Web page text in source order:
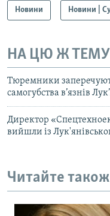
Новини Новини |
НА ЦЮ Ж ТЕМУ
Тюремники
самогубства в’язнів
Директор
вийшли із
Читайте також